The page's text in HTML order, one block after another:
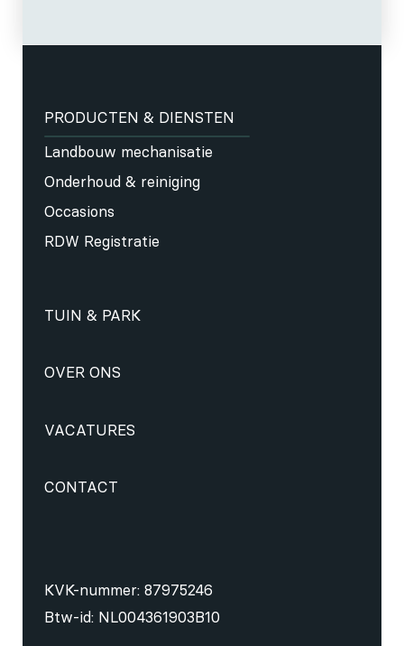
PRODUCTEN & DIENSTEN
Landbouw mechanisatie
Onderhoud & reiniging
Occasions
RDW Registratie
TUIN & PARK
OVER ONS
VACATURES
CONTACT
KVK-nummer: 87975246
Btw-id: NL004361903B10